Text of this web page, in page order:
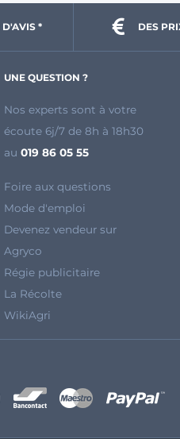
D'AVIS * DES
UNE QUESTION ?
Nos experts sont à votre
écoute 6j/7 de 8h à 18h30
au 019 86 05 55
Foire aux questions
Mode d'emploi
Devenez vendeur sur
Agryco
Régie publicitaire
La Récolte
WikiAgri